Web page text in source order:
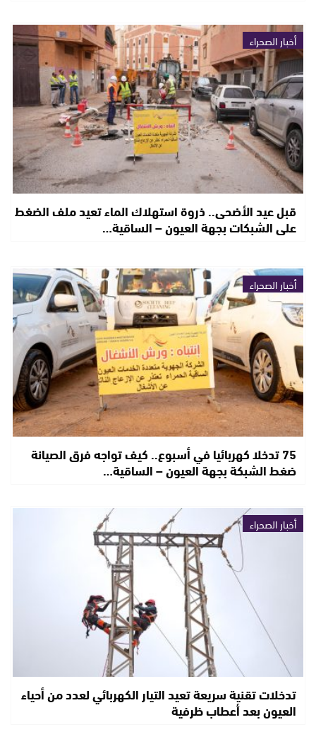
أخبار الصحراء
قبل عيد الأضحى.. ذروة استهلاك الماء تعيد ملف الضغط
على الشبكات بجهة العيون – الساقية…
أخبار الصحراء
75 تدخلا كهربائيا في أسبوع.. كيف تواجه فرق الصيانة
ضغط الشبكة بجهة العيون – الساقية…
أخبار الصحراء
تدخلات تقنية سريعة تعيد التيار الكهربائي لعدد من أحياء
العيون بعد أعطاب ظرفية